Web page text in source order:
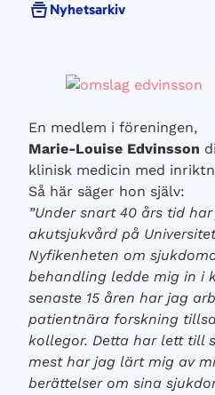
Nyhetsarkiv
En medlem i föreningen,
Marie-Louise Edvinsson
klinisk medicin med
Så här säger hon själv:
”Under snart 40 års tid
akutsjukvård på
Nyfikenheten om
behandling ledde mig in i
senaste 15 åren har jag
patientnära forskning
kollegor. Detta har lett till
mest har jag lärt mig av
berättelser om sina